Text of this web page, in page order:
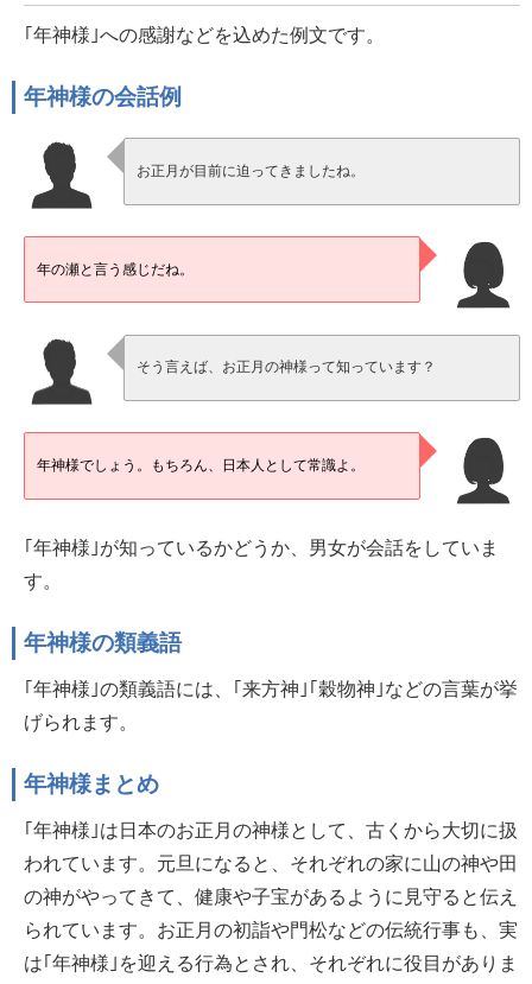
｢年神様｣への感謝などを込めた例文です。
年神様の会話例
お正月が目前に迫ってきましたね。
年の瀬と言う感じだね。
そう言えば、お正月の神様って知っています？
年神様でしょう。もちろん、日本人として常識よ。
｢年神様｣が知っているかどうか、男女が会話をしていま
す。
年神様の類義語
｢年神様｣の類義語には、｢来方神｣｢穀物神｣などの言葉が挙
げられます。
年神様まとめ
｢年神様｣は日本のお正月の神様として、古くから大切に扱
われています。元旦になると、それぞれの家に山の神や田
の神がやってきて、健康や子宝があるように見守ると伝え
られています。お正月の初詣や門松などの伝統行事も、実
は｢年神様｣を迎える行為とされ、それぞれに役目がありま